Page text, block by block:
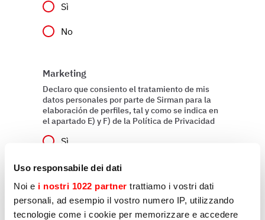
Uso responsabile dei dati
Noi e i nostri 1022 partner trattiamo i vostri dati
personali, ad esempio il vostro numero IP, utilizzando
tecnologie come i cookie per memorizzare e accedere
Sì
No
Marketing
Declaro que consiento el tratamiento de mis
datos personales por parte de Sirman para la
elaboración de perfiles, tal y como se indica en
el apartado E) y F) de la Política de Privacidad
Sì
No
Enviar